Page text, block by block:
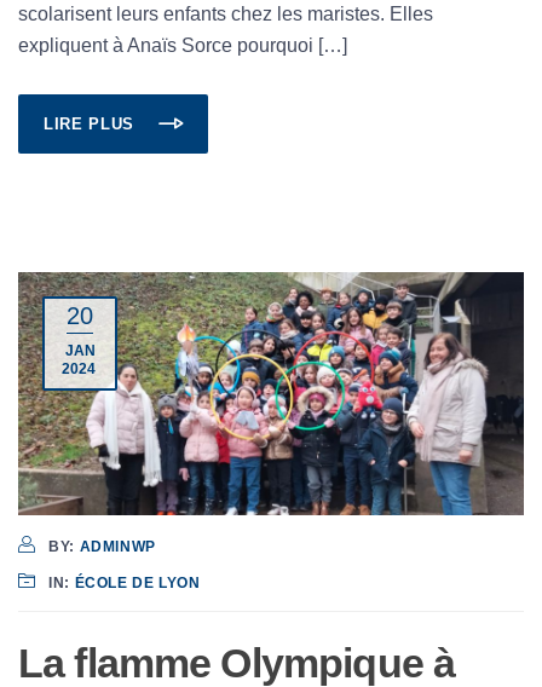
scolarisent leurs enfants chez les maristes. Elles
expliquent à Anaïs Sorce pourquoi […]
LIRE PLUS
20
JAN
2024
BY: ADMINWP
IN: ÉCOLE DE LYON
La flamme Olympique à